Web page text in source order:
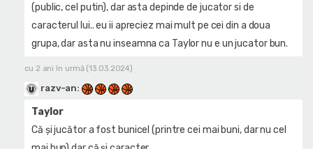
(public, cel putin), dar asta depinde de jucator si de
caracterul lui.. eu ii apreciez mai mult pe cei din a doua
grupa, dar asta nu inseamna ca Taylor nu e un jucator bun.
cu 2 ani în urmă (13.03.2024)
razv-an:
Taylor
Că și jucător a fost bunicel (printre cei mai buni, dar nu cel